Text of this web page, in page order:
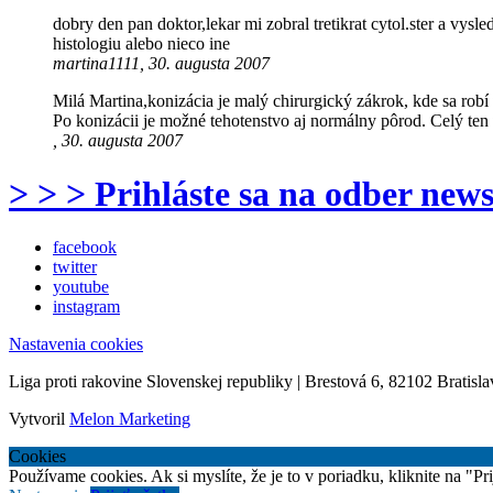
dobry den pan doktor,lekar mi zobral tretikrat cytol.ster a
histologiu alebo nieco ine
martina1111, 30. augusta 2007
Milá Martina,konizácia je malý chirurgický zákrok, kde sa
Po konizácii je možné tehotenstvo aj normálny pôrod. Celý
, 30. augusta 2007
> > > Prihláste sa na odber
facebook
twitter
youtube
instagram
Nastavenia cookies
Liga proti rakovine Slovenskej republiky | Brestová 6, 82102
Vytvoril Melon Marketing
Cookies
Používame cookies. Ak si myslíte, že je to v poriadku, kliknite na